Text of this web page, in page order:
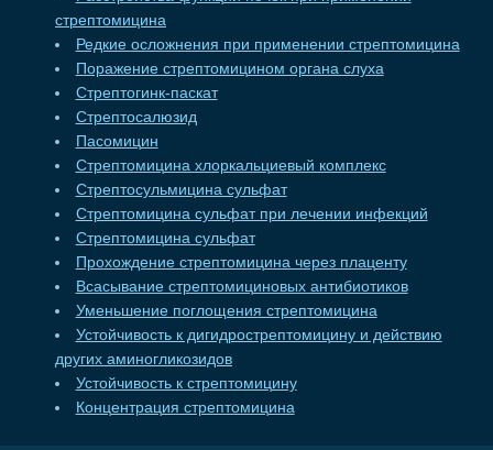
стрептомицина
Редкие осложнения при применении стрептомицина
Поражение стрептомицином органа слуха
Стрептогинк-паскат
Стрептосалюзид
Пасомицин
Стрептомицина хлоркальциевый комплекс
Стрептосульмицина сульфат
Стрептомицина сульфат при лечении инфекций
Стрептомицина сульфат
Прохождение стрептомицина через плаценту
Всасывание стрептомициновых антибиотиков
Уменьшение поглощения стрептомицина
Устойчивость к дигидрострептомицину и действию
других аминогликозидов
Устойчивость к стрептомицину
Концентрация стрептомицина